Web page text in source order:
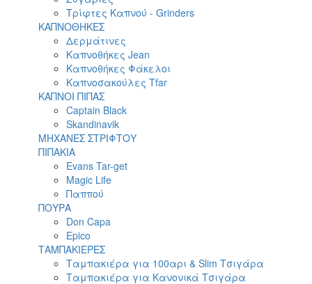
Τρίφτες Καπνού - Grinders
ΚΑΠΝΟΘΗΚΕΣ
Δερμάτινες
Καπνοθήκες Jean
Καπνοθήκες Φάκελοι
Καπνοσακούλες Tfar
ΚΑΠΝΟΙ ΠΙΠΑΣ
Captain Black
Skandinavik
ΜΗΧΑΝΕΣ ΣΤΡΙΦΤΟΥ
ΠΙΠΑΚΙΑ
Evans Tar-get
Magic Life
Παππού
ΠΟΥΡΑ
Don Capa
Epico
ΤΑΜΠΑΚΙΕΡΕΣ
Ταμπακιέρα για 100αρι & Slim Τσιγάρα
Ταμπακιέρα για Κανονικά Τσιγάρα